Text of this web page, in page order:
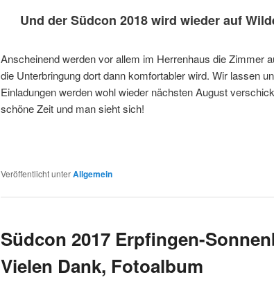
Und der Südcon 2018 wird wieder auf
Anscheinend werden vor allem im Herrenhaus die Zimmer
die Unterbringung dort dann komfortabler wird. Wir lassen
Einladungen werden wohl wieder nächsten August
schöne Zeit und man sieht sich!
Veröffentlicht unterAllgemein
Südcon 2017 Erpfingen-
Vielen Dank, Fotoalbum